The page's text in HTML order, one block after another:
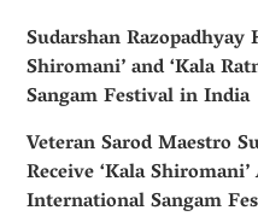
Sudarshan
Shiromani’ and ‘Kala
Sangam Festival in India
Veteran Sarod Maestro
Receive ‘Kala
International Sangam